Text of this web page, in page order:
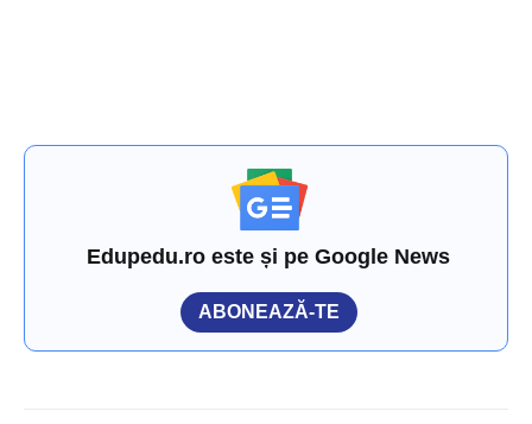
Edupedu.ro este și pe Google News
ABONEAZĂ-TE